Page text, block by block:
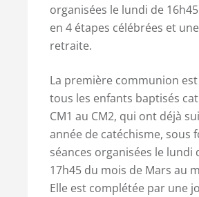
organisées le lundi de
en 4 étapes célébrées et
retraite.
La première communion
tous les enfants baptisés
CM1 au CM2, qui ont déjà
année de catéchisme, sous
séances organisées le lundi
17h45 du mois de Mars au
Elle est complétée par une